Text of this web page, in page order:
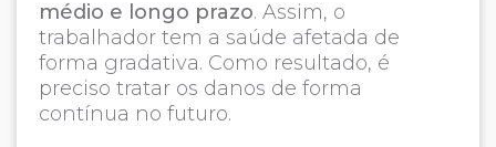
médio e longo prazo. Assim, o
trabalhador tem a saúde afetada de
forma gradativa. Como resultado, é
preciso tratar os danos de forma
contínua no futuro.